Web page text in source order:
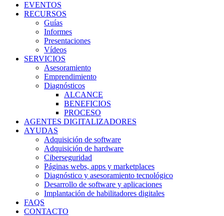
EVENTOS
RECURSOS
Guías
Informes
Presentaciones
Vídeos
SERVICIOS
Asesoramiento
Emprendimiento
Diagnósticos
ALCANCE
BENEFICIOS
PROCESO
AGENTES DIGITALIZADORES
AYUDAS
Adquisición de software
Adquisición de hardware
Ciberseguridad
Páginas webs, apps y marketplaces
Diagnóstico y asesoramiento tecnológico
Desarrollo de software y aplicaciones
Implantación de habilitadores digitales
FAQS
CONTACTO